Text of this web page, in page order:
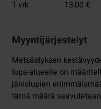
1 vrk 13,00 €
Myyntijärjestelyt
Metsästyksen
lupa-alueelle on
jänislupien
tämä määrä